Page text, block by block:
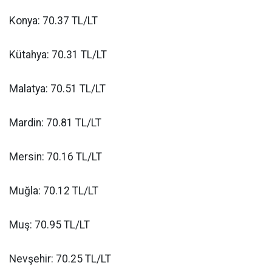
Konya: 70.37 TL/LT
Kütahya: 70.31 TL/LT
Malatya: 70.51 TL/LT
Mardin: 70.81 TL/LT
Mersin: 70.16 TL/LT
Muğla: 70.12 TL/LT
Muş: 70.95 TL/LT
Nevşehir: 70.25 TL/LT